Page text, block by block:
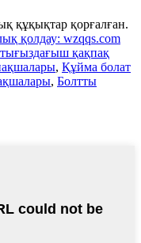
құқықтар қорғалған.
қолдау: wzqqs.com
қақпақ
, Құйма болат
, Болтты